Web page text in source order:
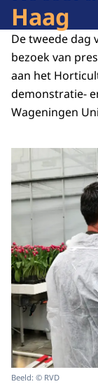
Haag
De tweede dag
bezoek van
aan het
demonstratie-
Wageningen
Beeld: © RVD